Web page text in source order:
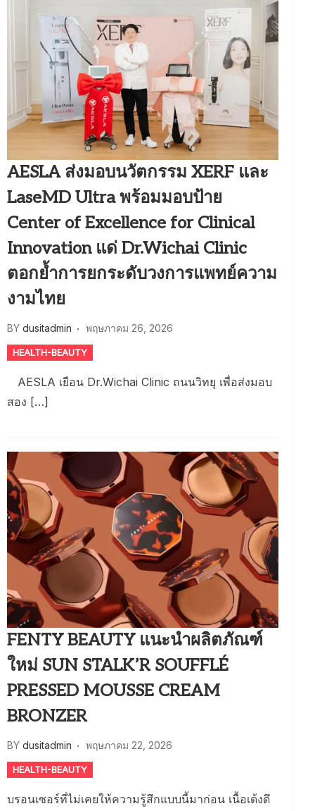
AESLA ส่งมอบนวัตกรรม XERF และ
LaseMD Ultra พร้อมมอบป้าย
Center of Excellence for Clinical
Innovation แด่ Dr.Wichai Clinic
ตอกย้ำการยกระดับวงการแพทย์ความ
งามไทย
BY dusitadmin พฤษภาคม 26, 2026
HEALTH-BEAUTY
AESLA เยือน Dr.Wichai Clinic ถนนวิทยุ เพื่อส่งมอบ
สอง […]
FENTY BEAUTY แนะนำผลิตภัณฑ์
ใหม่ SUN STALK’R SOUFFLÉ
PRESSED MOUSSE CREAM
BRONZER
BY dusitadmin พฤษภาคม 22, 2026
HEALTH-BEAUTY
บรอนเซอร์ที่ไม่เคยให้ความรู้สึกแบบนี้มาก่อน เนื้อเด้งดึ